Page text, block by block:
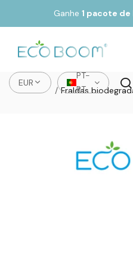
Ganhe 1 pacote de
EUR
PT-
PT
Fraldas